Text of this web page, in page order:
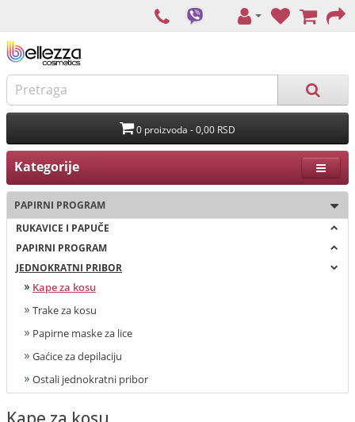
0 proizvoda - 0,00 RSD
Kategorije
PAPIRNI PROGRAM
RUKAVICE I PAPUČE
PAPIRNI PROGRAM
JEDNOKRATNI PRIBOR
Kape za kosu
Trake za kosu
Papirne maske za lice
Gaćice za depilaciju
Ostali jednokratni pribor